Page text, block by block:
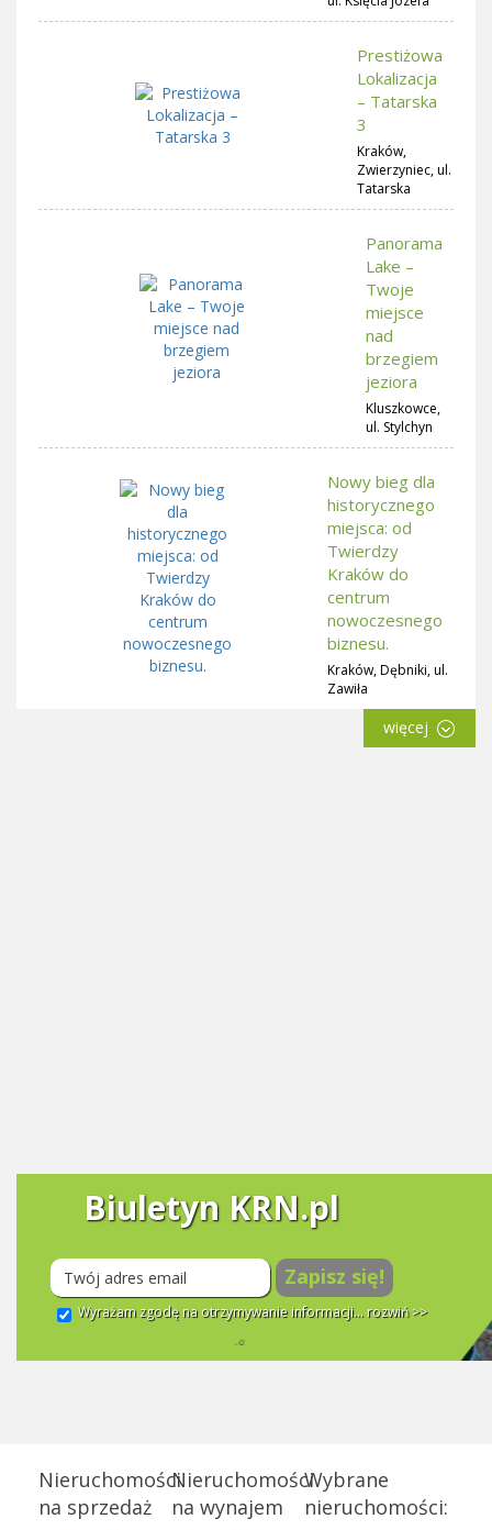
Prestiżowa
Lokalizacja
– Tatarska
3
Kraków,
Zwierzyniec, ul.
Tatarska
Panorama
Lake –
Twoje
miejsce
nad
brzegiem
jeziora
Kluszkowce,
ul. Stylchyn
Nowy bieg dla
historycznego
miejsca: od
Twierdzy
Kraków do
centrum
nowoczesnego
biznesu.
Kraków, Dębniki, ul.
Zawiła
więcej
Biuletyn KRN.pl
Zapisz się!
Wyrażam zgodę na otrzymywanie informacji... rozwiń >>
Nieruchomości
na sprzedaż
Nieruchomości
na wynajem
Wybrane
nieruchomości: